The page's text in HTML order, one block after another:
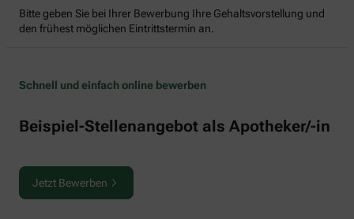
Bitte geben Sie bei Ihrer Bewerbung Ihre Gehaltsvorstellung und
den frühest möglichen Eintrittstermin an.
Schnell und einfach online bewerben
Beispiel-Stellenangebot als Apotheker/-in
Jetzt Bewerben